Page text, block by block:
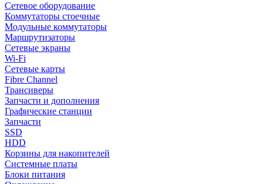
Сетевое оборудование
Коммутаторы стоечные
Модульные коммутаторы
Маршрутизаторы
Сетевые экраны
Wi-Fi
Сетевые карты
Fibre Channel
Трансиверы
Запчасти и дополнения
Графические станции
Запчасти
SSD
HDD
Корзины для накопителей
Системные платы
Блоки питания